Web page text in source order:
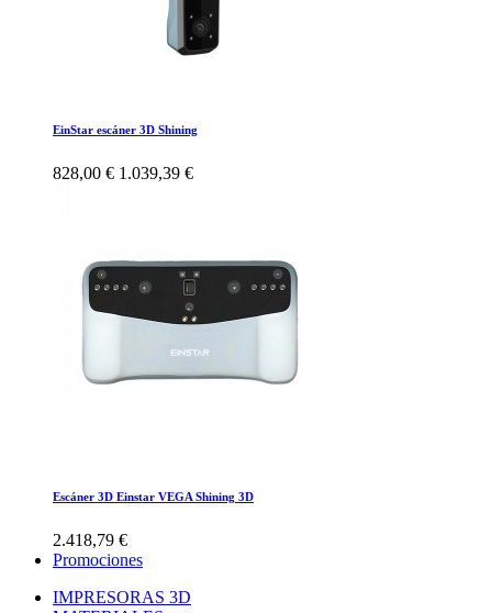
EinStar escáner 3D Shining
828,00 € 1.039,39 €
Escáner 3D Einstar VEGA Shining 3D
2.418,79 €
Promociones
IMPRESORAS 3D